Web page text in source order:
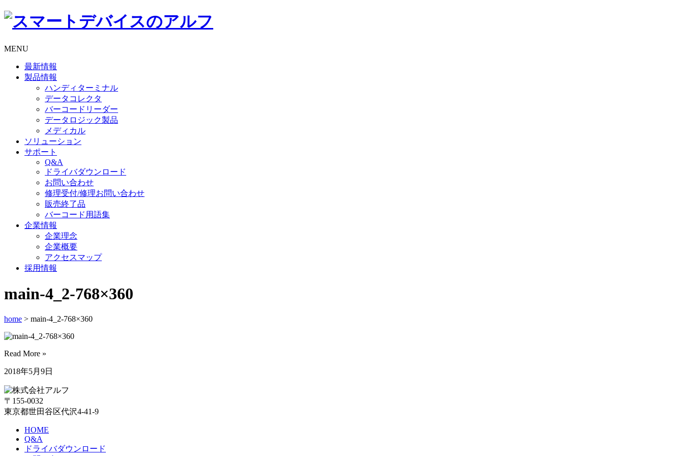
MENU
最新情報
製品情報
ハンディターミナル
データコレクタ
バーコードリーダー
データロジック製品
メディカル
ソリューション
サポート
Q&A
ドライバダウンロード
お問い合わせ
修理受付/修理お問い合わせ
販売終了品
バーコード用語集
企業情報
企業理念
企業概要
アクセスマップ
採用情報
main-4_2-768×360
home > main-4_2-768×360
Read More »
2018年5月9日
〒155-0032
東京都世田谷区代沢4-41-9
HOME
Q&A
ドライバダウンロード